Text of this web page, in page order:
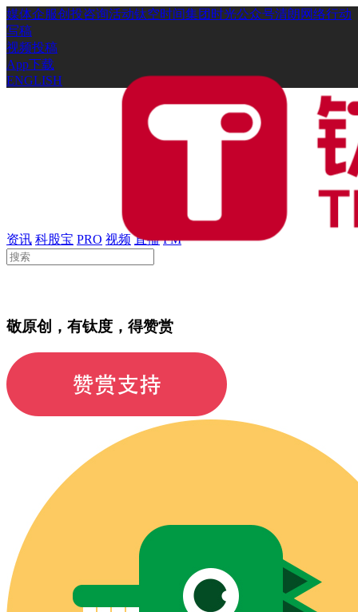
媒体企服创投咨询活动钛空时间集团时光公众号清朗网络行动
写稿
视频投稿
App下载
ENGLISH
资讯 科股宝 PRO 视频 直播 FM
敬原创，有钛度，得赞赏